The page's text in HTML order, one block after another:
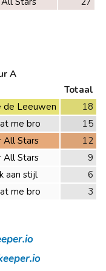
A
Totaal
de Leeuwen
18
me bro
15
All Stars
12
All Stars
9
aan stijl
6
me bro 3